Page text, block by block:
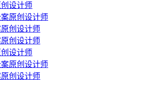
设计师
创设计师
设计师
创设计师